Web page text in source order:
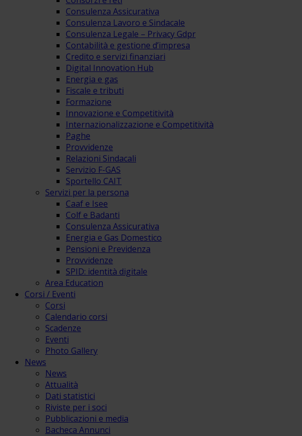
Consulenza Assicurativa
Consulenza Lavoro e Sindacale
Consulenza Legale – Privacy Gdpr
Contabilità e gestione d’impresa
Credito e servizi finanziari
Digital Innovation Hub
Energia e gas
Fiscale e tributi
Formazione
Innovazione e Competitività
Internazionalizzazione e Competitività
Paghe
Provvidenze
Relazioni Sindacali
Servizio F-GAS
Sportello CAIT
Servizi per la persona
Caaf e Isee
Colf e Badanti
Consulenza Assicurativa
Energia e Gas Domestico
Pensioni e Previdenza
Provvidenze
SPID: identità digitale
Area Education
Corsi / Eventi
Corsi
Calendario corsi
Scadenze
Eventi
Photo Gallery
News
News
Attualità
Dati statistici
Riviste per i soci
Pubblicazioni e media
Bacheca Annunci